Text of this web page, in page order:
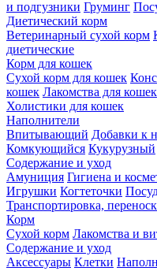
и подгузники Груминг
Диетический корм
Ветеринарный сухой корм
диетические
Корм для кошек
Сухой корм для кошек
кошек Лакомства для кошек
Холистики для кошек
Наполнители
Впитывающий Добавки к
Комкующийся Кукурузный
Содержание и уход
Амуниция Гигиена и
Игрушки Когтеточки
Транспортировка,
Корм
Сухой корм Лакомства и
Содержание и уход
Аксессуары Клетки